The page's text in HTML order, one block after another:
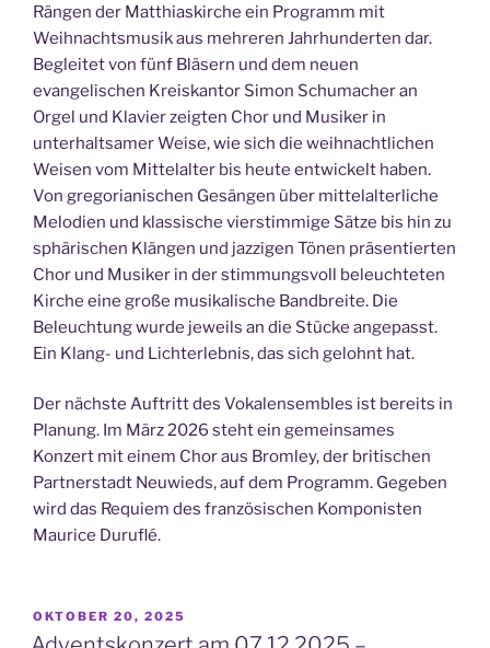
Rängen der Matthiaskirche ein Programm mit
Weihnachtsmusik aus mehreren Jahrhunderten dar.
Begleitet von fünf Bläsern und dem neuen
evangelischen Kreiskantor Simon Schumacher an
Orgel und Klavier zeigten Chor und Musiker in
unterhaltsamer Weise, wie sich die weihnachtlichen
Weisen vom Mittelalter bis heute entwickelt haben.
Von gregorianischen Gesängen über mittelalterliche
Melodien und klassische vierstimmige Sätze bis hin zu
sphärischen Klängen und jazzigen Tönen präsentierten
Chor und Musiker in der stimmungsvoll beleuchteten
Kirche eine große musikalische Bandbreite. Die
Beleuchtung wurde jeweils an die Stücke angepasst.
Ein Klang- und Lichterlebnis, das sich gelohnt hat.
Der nächste Auftritt des Vokalensembles ist bereits in
Planung. Im März 2026 steht ein gemeinsames
Konzert mit einem Chor aus Bromley, der britischen
Partnerstadt Neuwieds, auf dem Programm. Gegeben
wird das Requiem des französischen Komponisten
Maurice Duruflé.
VERÖFFENTLICHT
AM
OKTOBER 20, 2025